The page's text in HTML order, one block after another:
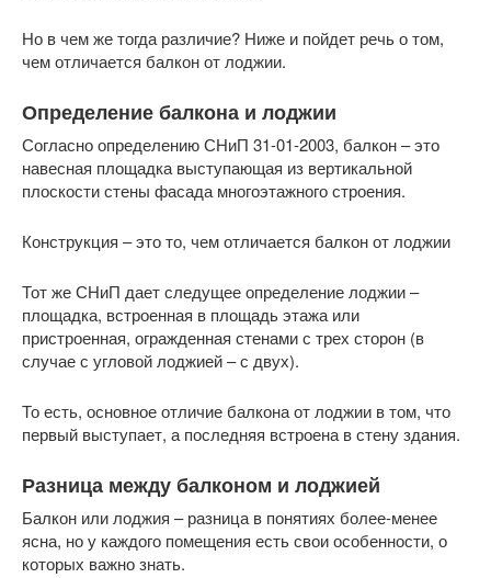
Но в чем же тогда различие? Ниже и пойдет речь о том,
чем отличается балкон от лоджии.
Определение балкона и лоджии
Согласно определению СНиП 31-01-2003, балкон – это
навесная площадка выступающая из вертикальной
плоскости стены фасада многоэтажного строения.
Конструкция – это то, чем отличается балкон от лоджии
Тот же СНиП дает следущее определение лоджии –
площадка, встроенная в площадь этажа или
пристроенная, огражденная стенами с трех сторон (в
случае с угловой лоджией – с двух).
То есть, основное отличие балкона от лоджии в том, что
первый выступает, а последняя встроена в стену здания.
Разница между балконом и лоджией
Балкон или лоджия – разница в понятиях более-менее
ясна, но у каждого помещения есть свои особенности, о
которых важно знать.